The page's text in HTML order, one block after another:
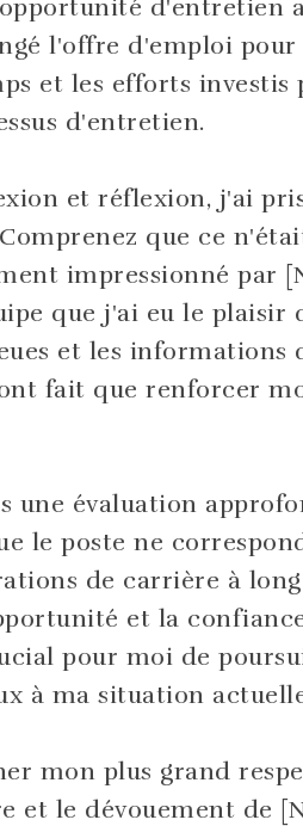
d'entretien
l'offre d'emploi
et les efforts investis
d'entretien.
et réflexion, j'ai
que ce
impressionné par
que j'ai eu le plaisir
et les informations
fait que renforcer
une évaluation
le poste ne
de carrière à
et la
pour moi de
à ma situation
mon plus grand
et le dévouement de